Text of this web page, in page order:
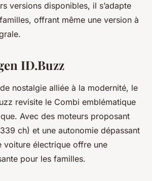
versions disponibles, il s’adapte
offrant même une version à
ID.Buzz
nostalgie alliée à la modernité, le
revisite le Combi emblématique
Avec des moteurs proposant
ch) et une autonomie dépassant
voiture électrique offre une
pour les familles.